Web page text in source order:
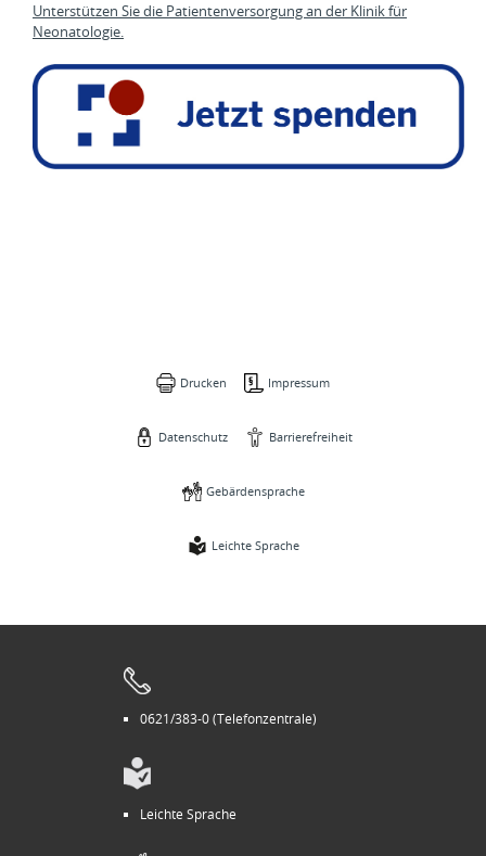
Unterstützen Sie die Patientenversorgung an der Klinik für
Neonatologie.
Drucken Impressum
Datenschutz Barrierefreiheit
Gebärdensprache
Leichte Sprache
0621/383-0 (Telefonzentrale)
Leichte Sprache